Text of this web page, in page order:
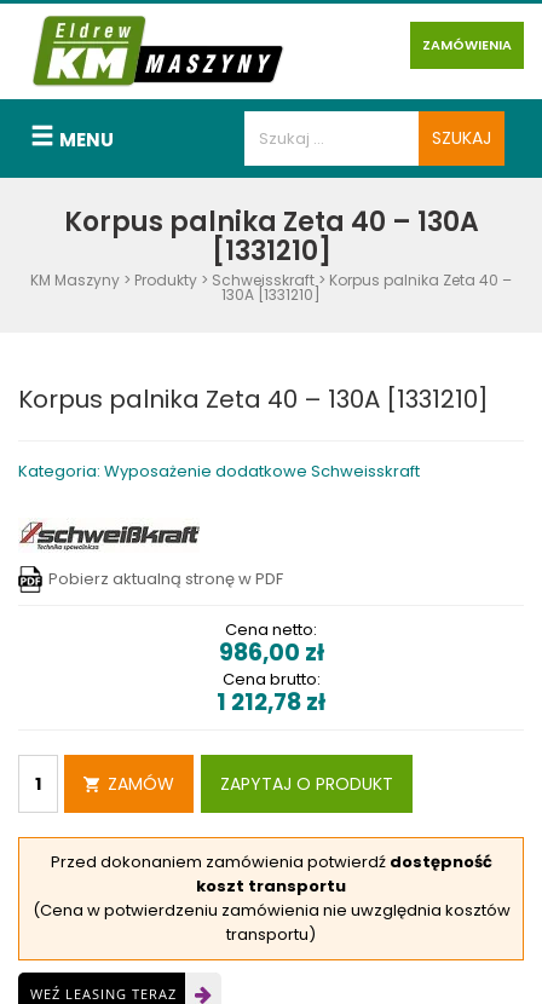
ZAMÓWIENIA
MENU
Korpus palnika Zeta 40 – 130A
[1331210]
KM Maszyny > Produkty > Schweisskraft > Korpus palnika Zeta 40 –
130A [1331210]
Korpus palnika Zeta 40 – 130A [1331210]
Kategoria: Wyposażenie dodatkowe Schweisskraft
Pobierz aktualną stronę w PDF
Cena netto:
986,00 zł
Cena brutto:
1 212,78zł
ZAMÓW ZAPYTAJ O PRODUKT
Przed dokonaniem zamówienia potwierdź dostępność
koszt transportu
(Cena w potwierdzeniu zamówienia nie uwzględnia kosztów
transportu)
WEŹ LEASING TERAZ